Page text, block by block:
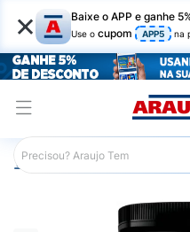
× Baixe o APP e ganhe
Use o cupom APP5 na
Araujo Nutrição